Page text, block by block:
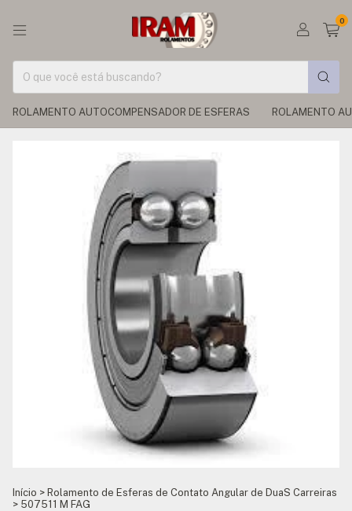
0
ROLAMENTO AUTOCOMPENSADOR DE ESFERAS ROLAMENTO
Início > Rolamento de Esferas de Contato Angular de DuaS Carreiras
> 507511 M FAG